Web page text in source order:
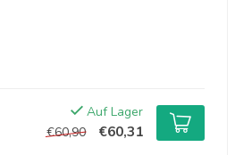
Auf Lager
€60,90
€60,31